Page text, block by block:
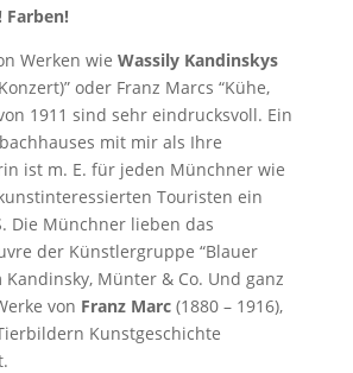
Farben!
Werken wie Wassily Kandinskys
oder Franz Marcs “Kühe,
1911 sind sehr eindrucksvoll. Ein
mit mir als Ihre
ist m. E. für jeden Münchner wie
Touristen ein
Die Münchner lieben das
der Künstlergruppe “Blauer
Kandinsky, Münter & Co. Und ganz
von Franz Marc(1880 – 1916),
Kunstgeschichte